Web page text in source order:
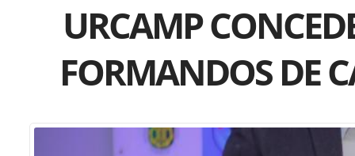
PROUNI
Descontos
Saiba como ingressar na
URCAMP
Fale com um
Fiscal
URCAMP
FORMANDOS DE